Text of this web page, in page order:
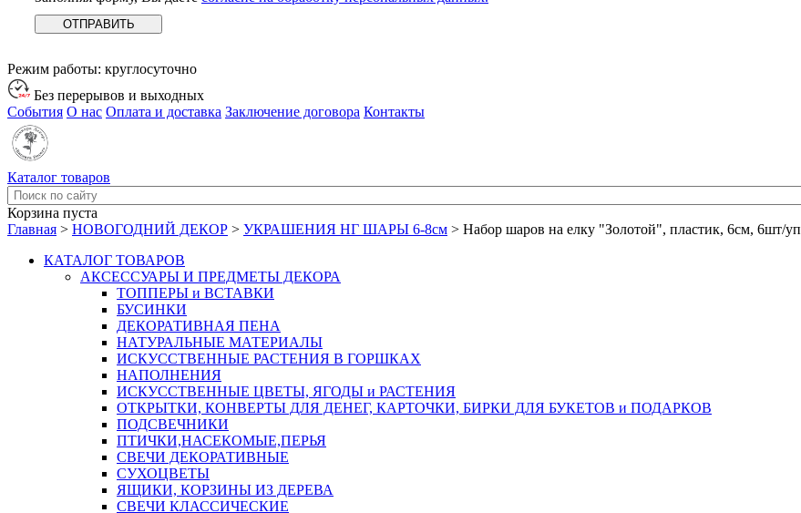
Режим работы: круглосуточно
Без перерывов и выходных
События О нас Оплата и доставка Заключение договора Контакты
Каталог товаров
Корзина пуста
Главная > НОВОГОДНИЙ ДЕКОР > УКРАШЕНИЯ НГ ШАРЫ 6-8см > Набор шаров на елку "Золотой", пластик, 6см, 6шт/уп
КАТАЛОГ ТОВАРОВ
АКСЕССУАРЫ И ПРЕДМЕТЫ ДЕКОРА
ТОППЕРЫ и ВСТАВКИ
БУСИНКИ
ДЕКОРАТИВНАЯ ПЕНА
НАТУРАЛЬНЫЕ МАТЕРИАЛЫ
ИСКУССТВЕННЫЕ РАСТЕНИЯ В ГОРШКАХ
НАПОЛНЕНИЯ
ИСКУССТВЕННЫЕ ЦВЕТЫ, ЯГОДЫ и РАСТЕНИЯ
ОТКРЫТКИ, КОНВЕРТЫ ДЛЯ ДЕНЕГ, КАРТОЧКИ, БИРКИ ДЛЯ БУКЕТОВ и ПОДАРКОВ
ПОДСВЕЧНИКИ
ПТИЧКИ,НАСЕКОМЫЕ,ПЕРЬЯ
СВЕЧИ ДЕКОРАТИВНЫЕ
СУХОЦВЕТЫ
ЯЩИКИ, КОРЗИНЫ ИЗ ДЕРЕВА
СВЕЧИ КЛАССИЧЕСКИЕ